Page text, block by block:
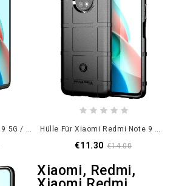
Hülle Xiaomi Redmi Note 9 5G / Note 9T 5G Schwarz Flexible Kohlefaser Hülle Für Xiaomi Redmi Note 9 5G / Note 9T 5G Schwarz Robuster Schild
€11.30 €14.00
Xiaomi, Redmi,